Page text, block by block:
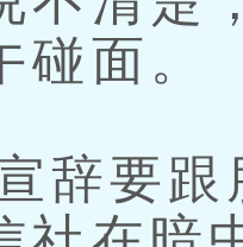
碰面。
要跟